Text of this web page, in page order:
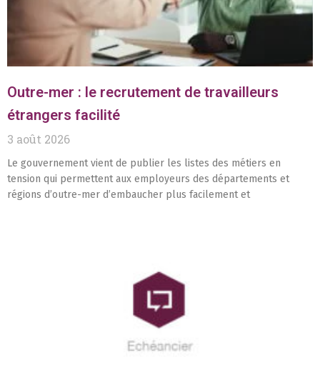
Outre-mer : le recrutement de travailleurs
étrangers facilité
3 août 2026
Le gouvernement vient de publier les listes des métiers en
tension qui permettent aux employeurs des départements et
régions d’outre-mer d’embaucher plus facilement et